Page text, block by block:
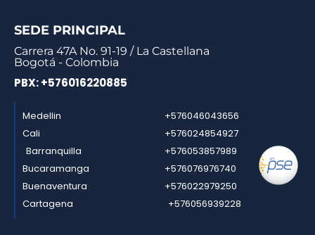
SEDE PRINCIPAL
Carrera 47A No. 91-19 / La Castellana
Bogotá - Colombia
PBX: +576016220885
Medellin
Cali
Barranquilla
Bucaramanga
Buenaventura
Cartagena
+576046043656
+576024854927
+576053857989
+576076976740
+576022979250
+576056939228